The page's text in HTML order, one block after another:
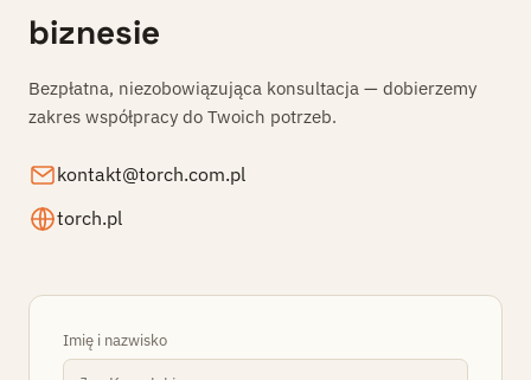
biznesie
Bezpłatna, niezobowiązująca konsultacja — dobierzemy
zakres współpracy do Twoich potrzeb.
kontakt@torch.com.pl
torch.pl
Imię i nazwisko